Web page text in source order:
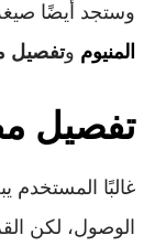
وستجد أيضًا
المنيوم وتفصيل
تفصيل
غالبًا
الوصول، لكن